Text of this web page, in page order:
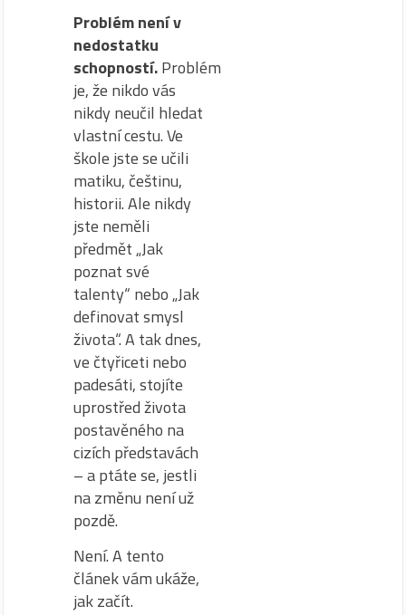
Problém není v
nedostatku
schopností.Problém
je, že nikdo vás
nikdy neučil hledat
vlastní cestu. Ve
škole jste se učili
matiku, češtinu,
historii. Ale nikdy
jste neměli
předmět „Jak
poznat své
talenty“ nebo „Jak
definovat smysl
života“. A tak dnes,
ve čtyřiceti nebo
padesáti, stojíte
uprostřed života
postavěného na
cizích představách
– a ptáte se, jestli
na změnu není už
pozdě.
Není. A tento
článek vám ukáže,
jak začít.